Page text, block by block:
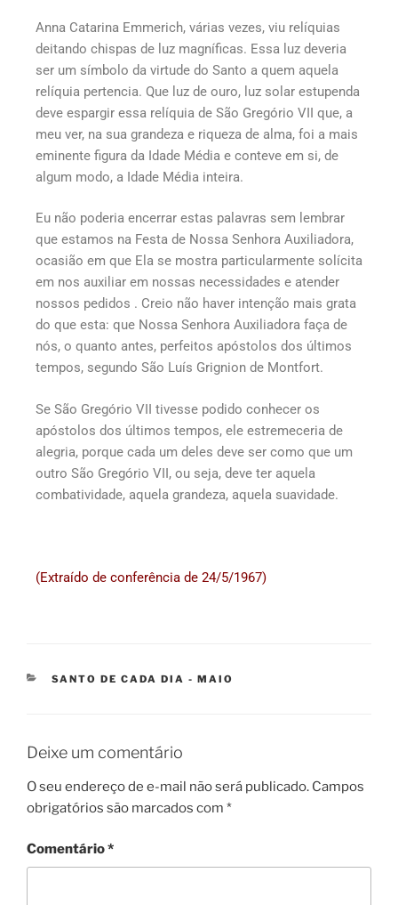
Anna Catarina Emmerich, várias vezes, viu relíquias
deitando chispas de luz magníficas. Essa luz deveria
ser um símbolo da virtude do Santo a quem aquela
relíquia pertencia. Que luz de ouro, luz solar estupenda
deve espargir essa relíquia de São Gregório VII que, a
meu ver, na sua grandeza e riqueza de alma, foi a mais
eminente figura da Idade Média e conteve em si, de
algum modo, a Idade Média inteira.
Eu não poderia encerrar estas palavras sem lembrar
que estamos na Festa de Nossa Senhora Auxiliadora,
ocasião em que Ela se mostra particularmente solícita
em nos auxiliar em nossas necessidades e atender
nossos pedidos . Creio não haver intenção mais grata
do que esta: que Nossa Senhora Auxiliadora faça de
nós, o quanto antes, perfeitos apóstolos dos últimos
tempos, segundo São Luís Grignion de Montfort.
Se São Gregório VII tivesse podido conhecer os
apóstolos dos últimos tempos, ele estremeceria de
alegria, porque cada um deles deve ser como que um
outro São Gregório VII, ou seja, deve ter aquela
combatividade, aquela grandeza, aquela suavidade.
(Extraído de conferência de 24/5/1967)
SANTO DE CADA DIA - MAIO
Deixe um comentário
O seu endereço de e-mail não será publicado. Campos
obrigatórios são marcados com *
Comentário*